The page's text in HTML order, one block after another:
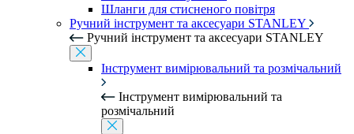
Шланги для стисненого повітря
Ручний інструмент та аксесуари STANLEY
Ручний інструмент та аксесуари STANLEY
Інструмент вимірювальний та розмічальний
Інструмент вимірювальний та
розмічальний